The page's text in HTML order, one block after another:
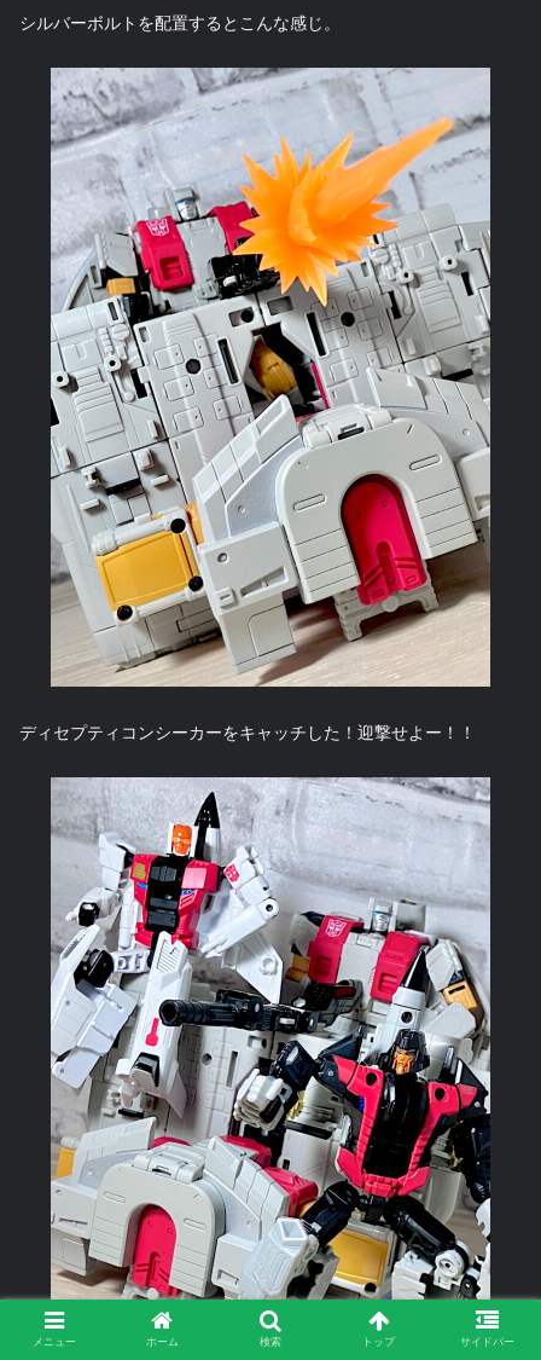
シルバーボルトを配置するとこんな感じ。
ディセプティコンシーカーをキャッチした！迎撃せよー！！
メニュー ホーム 検索 トップ サイドバー